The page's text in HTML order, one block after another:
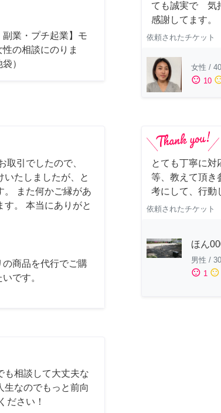
副業・プチ起業】モ
性の相談にのりま
）
ても誠実で 気
感謝してます。
依頼されたチケット
女性 /
sentiment_satisfied 10
取引でしたので、
たしましたが、と
。 また何かご縁があ
す。 本当にありがと
の商品を代行でご購
です。
とても丁寧に対
等、教えて頂き
考にして、行動
依頼されたチケット
ほん
男性 /
sentiment_satisfied 1 sentiment_neutral
も相談して大丈夫な
生なのでもっと前向
ださい！